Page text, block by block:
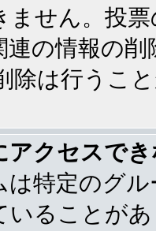
ません。投
連の情報の
除は行うこ
アクセスで
は特定のグ
いることが